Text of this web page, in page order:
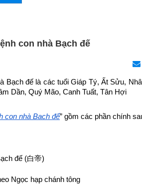
con nhà Bạch đế
Bạch đế là các tuổi Giáp Tý, Ất Sửu,
Dần, Quý Mão, Canh Tuất, Tân Hợi
con nhà Bạch đế” gồm các phần chính
đế (白帝)
Ngọc hạp chánh tông